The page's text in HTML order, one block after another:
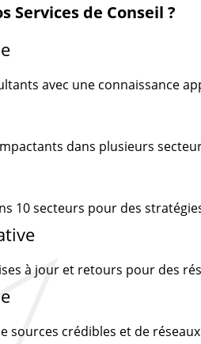
Services de Conseil ?
avec une connaissance
dans plusieurs
10 secteurs pour des
à jour et retours pour des
sources crédibles et de réseaux